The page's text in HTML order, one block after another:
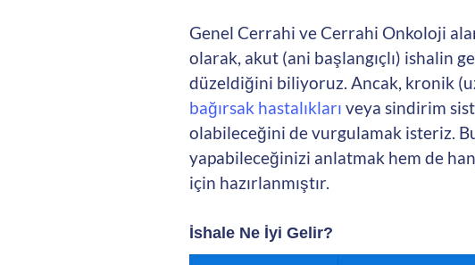
Genel Cerrahi ve Cerrahi Onkoloji
olarak, akut (ani başlangıçlı) ishalin
düzeldiğini biliyoruz. Ancak, kronik
bağırsak hastalıkları veya sindirim
olabileceğini de vurgulamak isteriz.
yapabileceğinizi anlatmak hem de
için hazırlanmıştır.
İshale Ne İyi Gelir?